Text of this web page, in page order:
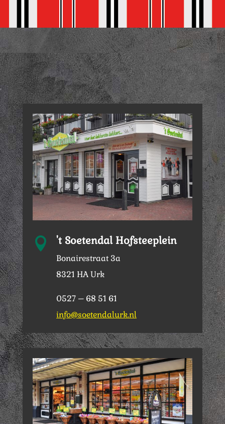
 't Soetendal Hofsteeplein
Bonairestraat 3a
8321 HA Urk
0527 – 68 51 61
info@soetendalurk.nl